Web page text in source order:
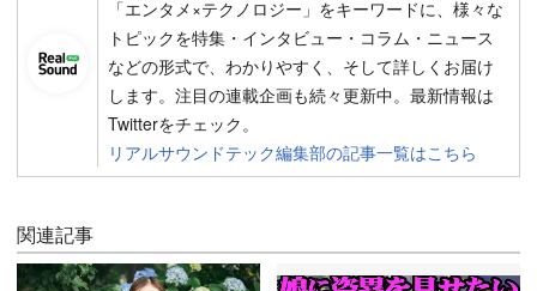
「エンタメ×テクノロジー」をキーワードに、様々な
トピックを特集・インタビュー・コラム・ニュース
などの形式で、わかりやすく、そして詳しくお届け
します。注目の連載企画も続々更新中。最新情報は
Twitterをチェック。
リアルサウンドテック編集部の記事一覧はこちら
関連記事